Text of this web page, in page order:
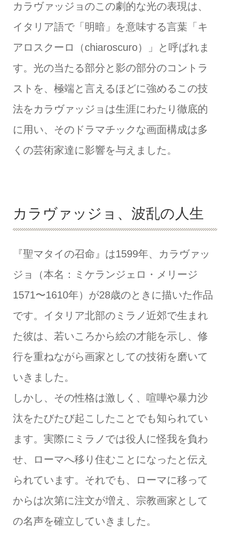
カラヴァッジョのこの劇的な光の表現は、
イタリア語で「明暗」を意味する言葉「キ
アロスクーロ（chiaroscuro）」と呼ばれま
す。光の当たる部分と影の部分のコントラ
ストを、極端と言えるほどに強めるこの技
法をカラヴァッジョは生涯にわたり徹底的
に用い、そのドラマチックな画面構成は多
くの芸術家達に影響を与えました。
カラヴァッジョ、波乱の人生
『聖マタイの召命』は1599年、カラヴァッ
ジョ（本名：ミケランジェロ・メリージ
1571〜1610年）が28歳のときに描いた作品
です。イタリア北部のミラノ近郊で生まれ
た彼は、若いころから絵の才能を示し、修
行を重ねながら画家としての技術を磨いて
いきました。
しかし、その性格は激しく、喧嘩や暴力沙
汰をたびたび起こしたことでも知られてい
ます。実際にミラノでは役人に怪我を負わ
せ、ローマへ移り住むことになったと伝え
られています。それでも、ローマに移って
からは次第に注文が増え、宗教画家として
の名声を確立していきました。